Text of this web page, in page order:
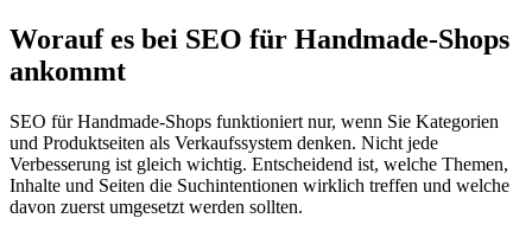
Worauf es bei SEO für Handmade-Shops
ankommt
SEO für Handmade-Shops funktioniert nur, wenn Sie Kategorien
und Produktseiten als Verkaufssystem denken. Nicht jede
Verbesserung ist gleich wichtig. Entscheidend ist, welche Themen,
Inhalte und Seiten die Suchintentionen wirklich treffen und welche
davon zuerst umgesetzt werden sollten.